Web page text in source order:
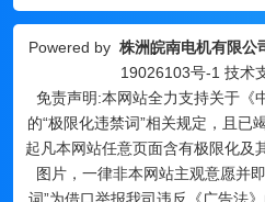
Powered by 株洲皖南电机有限公
19026103号-1 技术
免责声明:本网站全力支持关于《
的“极限化违禁词”相关规定，且已
起凡本网站任意页面含有极限化及
图片，一律非本网站主观意愿并